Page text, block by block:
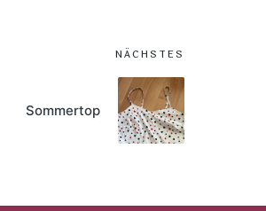
NÄCHSTES
Sommertop